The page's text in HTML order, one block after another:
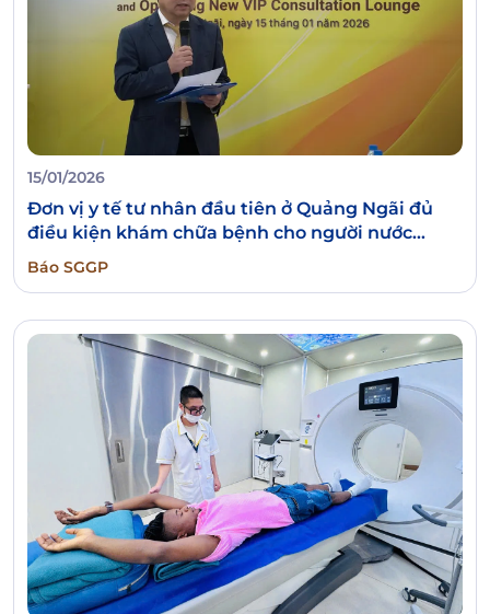
15/01/2026
Đơn vị y tế tư nhân đầu tiên ở Quảng Ngãi đủ
điều kiện khám chữa bệnh cho người nước
ngoài
Báo SGGP